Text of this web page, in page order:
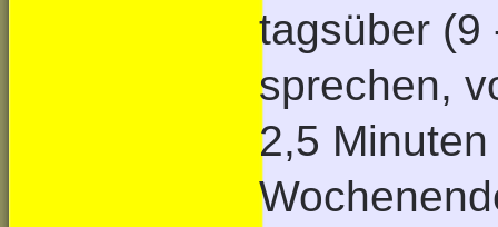
tagsüber (9
sprechen,
2,5